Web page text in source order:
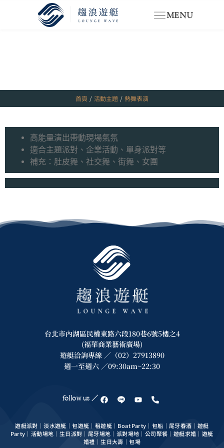
MENU
首頁 / 活動主題 / 熱舞表演
高能量演出帶動現場氣氛
適合主題派對、企業活動、單身派對等
補充：肚皮舞、社交舞、街舞、女團
台北市內湖區民權東路六段180巷6號5樓之4
(福華商業藝術廣場)
遊艇洽詢專線 ／（02）27913890
週一至週六 ／09:30am~22:30
follow us ／
遊艇派對｜淡水遊艇｜包遊艇｜租遊艇｜Boat Party｜包船｜尾牙春酒｜遊艇
Party｜活動場地｜生日派對｜尾牙場地｜派對場地｜公司聚餐｜遊艇求婚｜遊艇
婚禮｜生日大壽｜包場